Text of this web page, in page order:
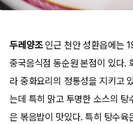
두레양조인근 천안 성환읍에는
중국음식점 동순원 본점이 있다.
라 중화요리의 정통성을 지키고
는데 특히 맑고 투명한 소스의
은 볶음밥이 맛있다. 특히 탕수